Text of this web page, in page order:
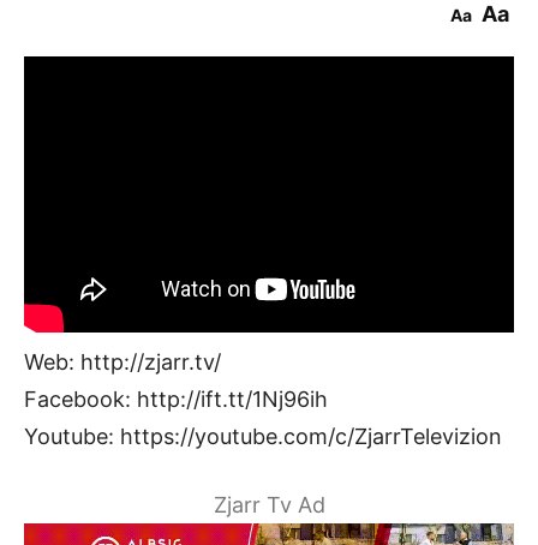
Aa Aa
Web: http://zjarr.tv/
Facebook: http://ift.tt/1Nj96ih
Youtube: https://youtube.com/c/ZjarrTelevizion
Zjarr Tv Ad